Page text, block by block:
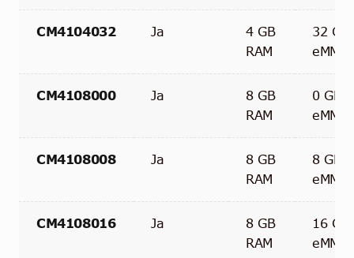
CM4104032 Ja
4 GB
RAM
32 GB
eMMC
CM4108000 Ja
8 GB
RAM
0 GB
eMMC
CM4108008 Ja
8 GB
RAM
8 GB
eMMC
CM4108016 Ja
8 GB
RAM
16 GB
eMMC